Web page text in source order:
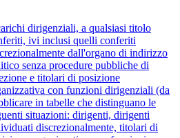
dirigenziali, a qualsiasi titolo
ivi inclusi quelli conferiti
dall'organo di indirizzo
senza procedure pubbliche di
e titolari di posizione
con funzioni dirigenziali (da
in tabelle che distinguano le
situazioni: dirigenti, dirigenti
discrezionalmente, titolari di